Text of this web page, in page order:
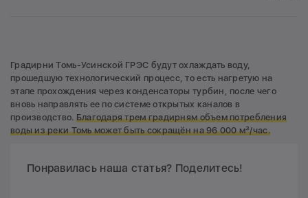
Градирни Томь-Усинской ГРЭС будут охлаждать воду,
прошедшую технологический процесс, то есть нагретую на
этапе прохождения через конденсаторы турбин, после чего
вновь направлять ее по системе открытых каналов в
производство. Благодаря трем градирням объем потребления
воды из реки Томь может быть сокращён на 96 000 м³/час.
Понравилась наша статья? Поделитесь!